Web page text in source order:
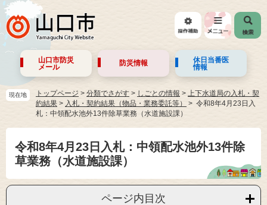
山口市防災
メール
防災情報
休日当番医
情報
現在地 トップページ > 分類でさがす > しごとの情報 >
上下水道局の入札・契
約結果 > 入札・契約結果（物品・業務委託等）
令和8年4月23日入
札：中領配水池外13件除草業務（水道施設課）
令和8年4月23日入札：中領配水池外13件除
草業務（水道施設課）
ページ内目次